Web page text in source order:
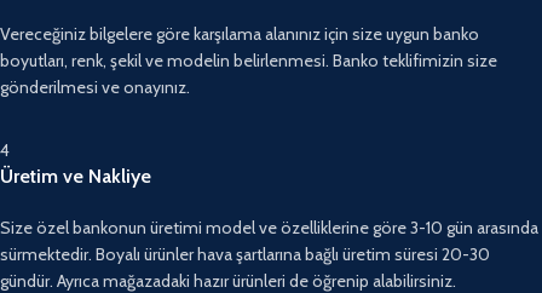
Vereceğiniz bilgelere göre karşılama alanınız için size uygun banko
boyutları, renk, şekil ve modelin belirlenmesi. Banko teklifimizin size
gönderilmesi ve onayınız.
4
Üretim ve Nakliye
Size özel bankonun üretimi model ve özelliklerine göre 3-10 gün arasında
sürmektedir. Boyalı ürünler hava şartlarına bağlı üretim süresi 20-30
gündür. Ayrıca mağazadaki hazır ürünleri de öğrenip alabilirsiniz.